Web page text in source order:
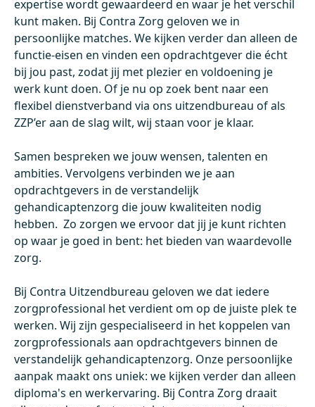
expertise wordt gewaardeerd en waar je het verschil
kunt maken. Bij Contra Zorg geloven we in
persoonlijke matches. We kijken verder dan alleen de
functie-eisen en vinden een opdrachtgever die écht
bij jou past, zodat jij met plezier en voldoening je
werk kunt doen. Of je nu op zoek bent naar een
flexibel dienstverband via ons uitzendbureau of als
ZZP’er aan de slag wilt, wij staan voor je klaar.
Samen bespreken we jouw wensen, talenten en
ambities. Vervolgens verbinden we je aan
opdrachtgevers in de verstandelijk
gehandicaptenzorg die jouw kwaliteiten nodig
hebben. Zo zorgen we ervoor dat jij je kunt richten
op waar je goed in bent: het bieden van waardevolle
zorg.
Bij Contra Uitzendbureau geloven we dat iedere
zorgprofessional het verdient om op de juiste plek te
werken. Wij zijn gespecialiseerd in het koppelen van
zorgprofessionals aan opdrachtgevers binnen de
verstandelijk gehandicaptenzorg. Onze persoonlijke
aanpak maakt ons uniek: we kijken verder dan alleen
diploma's en werkervaring. Bij Contra Zorg draait